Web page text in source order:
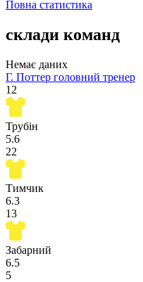
Повна статистика
склади команд
Немає даних
Г. Поттер головний тренер
12
Трубін
5.6
22
Тимчик
6.3
13
Забарний
6.5
5